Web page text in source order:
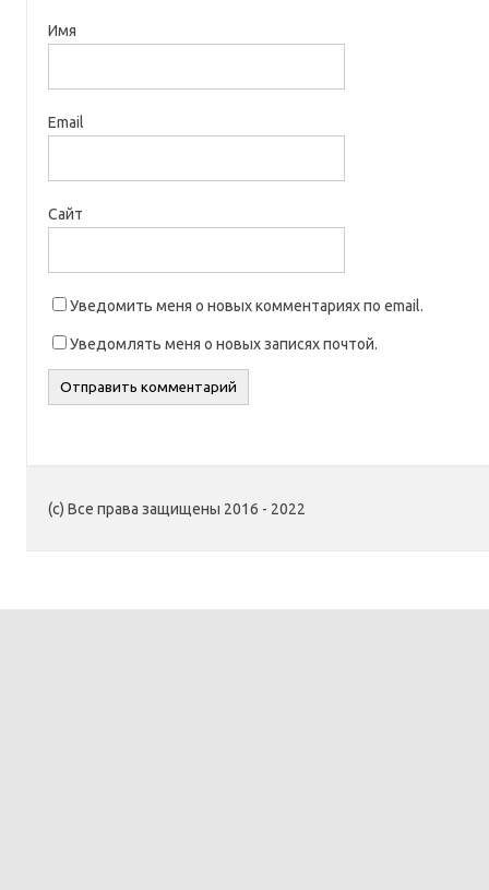
Имя
Email
Сайт
Уведомить меня о новых комментариях по email.
Уведомлять меня о новых записях почтой.
(c) Все права защищены 2016 - 2022